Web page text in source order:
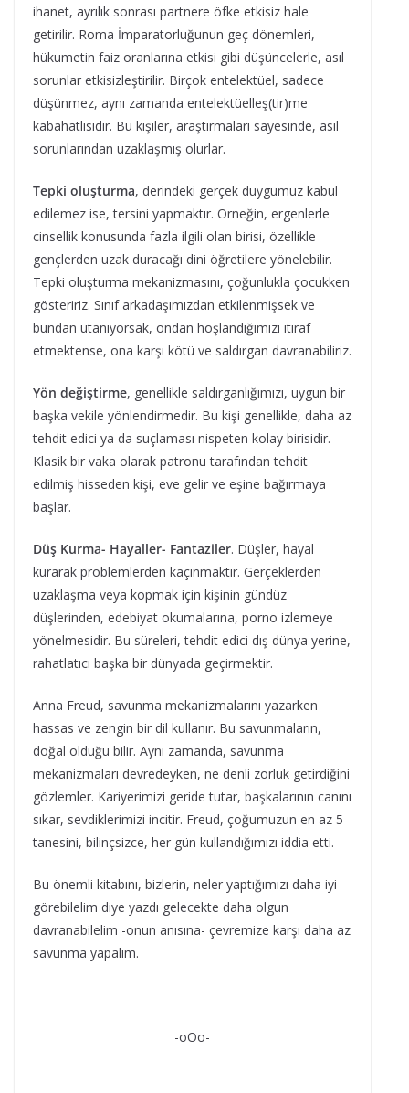
ihanet, ayrılık sonrası partnere öfke etkisiz hale
getirilir. Roma İmparatorluğunun geç dönemleri,
hükumetin faiz oranlarına etkisi gibi düşüncelerle, asıl
sorunlar etkisizleştirilir. Birçok entelektüel, sadece
düşünmez, aynı zamanda entelektüelleş(tir)me
kabahatlisidir. Bu kişiler, araştırmaları sayesinde, asıl
sorunlarından uzaklaşmış olurlar.
Tepki oluşturma, derindeki gerçek duygumuz kabul
edilemez ise, tersini yapmaktır. Örneğin, ergenlerle
cinsellik konusunda fazla ilgili olan birisi, özellikle
gençlerden uzak duracağı dini öğretilere yönelebilir.
Tepki oluşturma mekanizmasını, çoğunlukla çocukken
gösteririz. Sınıf arkadaşımızdan etkilenmişsek ve
bundan utanıyorsak, ondan hoşlandığımızı itiraf
etmektense, ona karşı kötü ve saldırgan davranabiliriz.
Yön değiştirme, genellikle saldırganlığımızı, uygun bir
başka vekile yönlendirmedir. Bu kişi genellikle, daha az
tehdit edici ya da suçlaması nispeten kolay birisidir.
Klasik bir vaka olarak patronu tarafından tehdit
edilmiş hisseden kişi, eve gelir ve eşine bağırmaya
başlar.
Düş Kurma- Hayaller- Fantaziler. Düşler, hayal
kurarak problemlerden kaçınmaktır. Gerçeklerden
uzaklaşma veya kopmak için kişinin gündüz
düşlerinden, edebiyat okumalarına, porno izlemeye
yönelmesidir. Bu süreleri, tehdit edici dış dünya yerine,
rahatlatıcı başka bir dünyada geçirmektir.
Anna Freud, savunma mekanizmalarını yazarken
hassas ve zengin bir dil kullanır. Bu savunmaların,
doğal olduğu bilir. Aynı zamanda, savunma
mekanizmaları devredeyken, ne denli zorluk getirdiğini
gözlemler. Kariyerimizi geride tutar, başkalarının canını
sıkar, sevdiklerimizi incitir. Freud, çoğumuzun en az 5
tanesini, bilinçsizce, her gün kullandığımızı iddia etti.
Bu önemli kitabını, bizlerin, neler yaptığımızı daha iyi
görebilelim diye yazdı gelecekte daha olgun
davranabilelim -onun anısına- çevremize karşı daha az
savunma yapalım.
-oOo-